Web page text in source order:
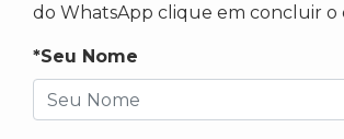
do WhatsApp clique em concluir o
*Seu Nome